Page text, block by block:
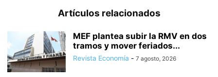
Artículos relacionados
MEF plantea subir la RMV en dos
tramos y mover feriados...
Revista Economía - 7 agosto, 2026